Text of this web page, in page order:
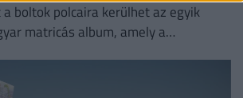
boltok polcaira kerülhet az egyik
matricás album, amely a